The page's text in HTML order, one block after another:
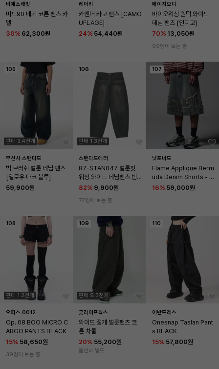
비에스래빗
미드90 배기 코튼 팬츠 카
멜
30% 62,300원
레더리
카펜더 카고 팬츠 [CAMO
UFLAGE]
24% 54,440원
에이지오디
바이오워싱 원턱 와이드
데님 팬츠 [인디고]
70% 13,050원
99명이 보는 중
105
판매 3.4천개
무신사 스탠다드
빅 브러쉬 벌룬 데님 팬츠
[옐로우 다크 블루]
59,900원
106
판매 1.3천개
스탠다드에러
87-STAN047 벌룬핏
워싱 와이드 데님팬츠 빈
티지그레이
82% 9,900원
72명이 보는 중
107
낫포너드
Flame Applique Berm
uda Denim Shorts - D
eep Blue
16% 59,000원
108
판매 1.2천개
오퍼스 0012
Op. 08 BOO MICRO C
ARGO PANTS BLACK
15% 58,650원
39명이 보는 중
109
판매 9.3천개
굿라이프웍스
와이드 절개 벌룬팬츠 코
튼 차콜
20% 55,200원
옵션비 별도
110
어반드레스
Onesnap Taslan Pant
s BLACK
15% 57,800원